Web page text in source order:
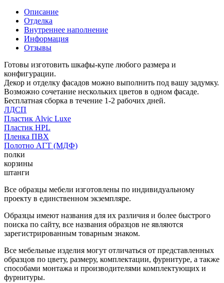
Описание
Отделка
Внутреннее наполнение
Информация
Отзывы
Готовы изготовить шкафы-купе любого размера и
конфигурации.
Декор и отделку фасадов можно выполнить под вашу задумку.
Возможно сочетание нескольких цветов в одном фасаде.
Бесплатная сборка в течение 1-2 рабочих дней.
ЛДСП
Пластик Alvic Luxe
Пластик HPL
Пленка ПВХ
Полотно АГТ (МДФ)
полки
корзины
штанги
Все образцы мебели изготовлены по индивидуальному
проекту в единственном экземпляре.
Образцы имеют названия для их различия и более быстрого
поиска по сайту, все названия образцов не являются
зарегистрированным товарным знаком.
Все мебельные изделия могут отличаться от представленных
образцов по цвету, размеру, комплектации, фурнитуре, а также
способами монтажа и производителями комплектующих и
фурнитуры.